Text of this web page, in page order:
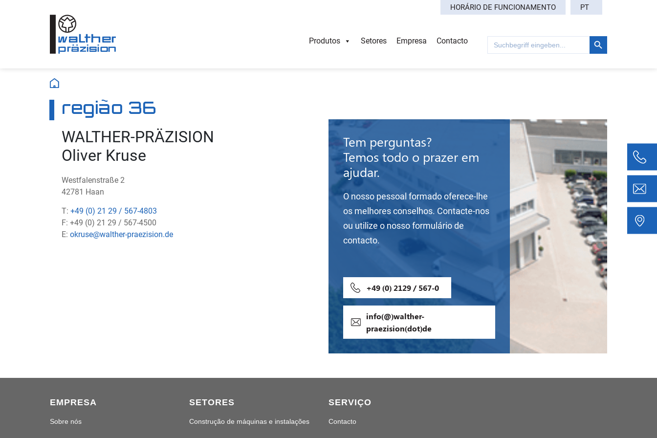
HORÁRIO DE FUNCIONAMENTO PT
Produtos Setores Empresa Contacto
Search
for:
Search Button
região 36
WALTHER-PRÄZISION
Oliver Kruse
Westfalenstraße 2
42781 Haan
T: +49 (0) 21 29 / 567-4803
F: +49 (0) 21 29 / 567-4500
E: okruse@walther-praezision.de
Tem perguntas?
Temos todo o prazer em
ajudar.
O nosso pessoal formado oferece-lhe
os melhores conselhos. Contacte-nos
ou utilize o nosso formulário de
contacto.
+49 (0) 2129 / 567-0
info(@)walther-
praezision(dot)de
EMPRESA
Sobre nós
SETORES
Construção de máquinas e instalações
SERVIÇO
Contacto